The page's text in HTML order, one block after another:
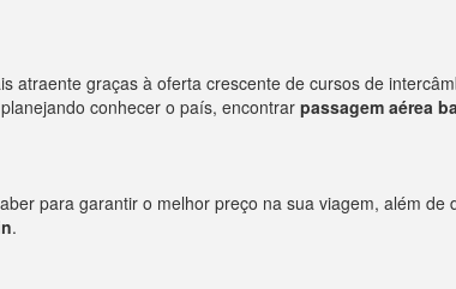
atraente graças à oferta crescente de cursos de
conhecer o país, encontrar passagem aérea
para garantir o melhor preço na sua viagem, além
.